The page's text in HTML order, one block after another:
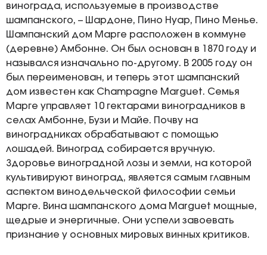
винограда, используемые в производстве
шампанского, – Шардоне, Пино Нуар, Пино Менье.
Шампанский дом Марге расположен в коммуне
(деревне) Амбонне. Он был основан в 1870 году и
назывался изначально по-другому. В 2005 году он
был переименован, и теперь этот шампанский
дом известен как Champagne Marguet. Семья
Марге управляет 10 гектарами виноградников в
селах Амбонне, Бузи и Майе. Почву на
виноградниках обрабатывают с помощью
лошадей. Виноград собирается вручную.
Здоровье виноградной лозы и земли, на которой
культивируют виноград, является самым главным
аспектом винодельческой философии семьи
Марге. Вина шампанского дома Marguet мощные,
щедрые и энергичные. Они успели завоевать
признание у основных мировых винных критиков.